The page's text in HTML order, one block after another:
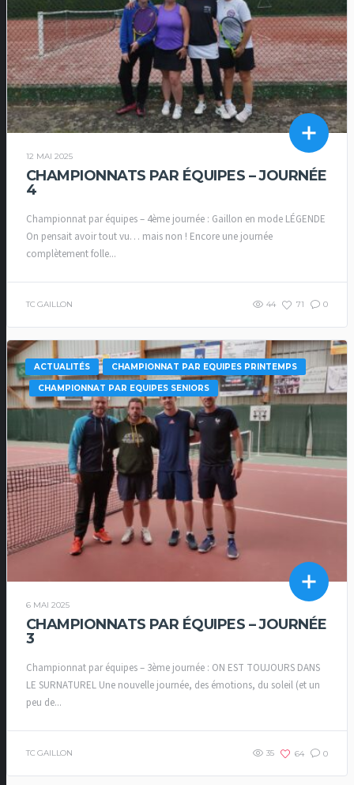
12 MAI 2025
CHAMPIONNATS PAR ÉQUIPES – JOURNÉE
4
Championnat par équipes – 4ème journée : Gaillon en mode LÉGENDE
On pensait avoir tout vu… mais non ! Encore une journée
complètement folle...
TC GAILLON 44 71 0
ACTUALITÉS CHAMPIONNAT PAR EQUIPES PRINTEMPS
CHAMPIONNAT PAR EQUIPES SENIORS
6 MAI 2025
CHAMPIONNATS PAR ÉQUIPES – JOURNÉE
3
Championnat par équipes – 3ème journée : ON EST TOUJOURS DANS
LE SURNATUREL Une nouvelle journée, des émotions, du soleil (et un
peu de...
TC GAILLON 35 64 0